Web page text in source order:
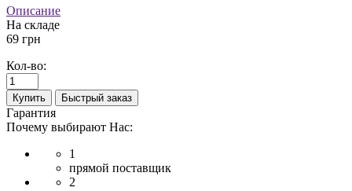
Описание
На складе
69 грн
Кол-во:
Купить Быстрый заказ
Гарантия
Почему выбирают Нас:
1
прямой поставщик
2